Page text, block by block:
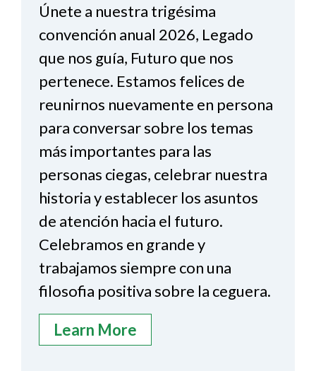
Únete a nuestra trigésima
convención anual 2026, Legado
que nos guía, Futuro que nos
pertenece. Estamos felices de
reunirnos nuevamente en persona
para conversar sobre los temas
más importantes para las
personas ciegas, celebrar nuestra
historia y establecer los asuntos
de atención hacia el futuro.
Celebramos en grande y
trabajamos siempre con una
filosofia positiva sobre la ceguera.
Learn More